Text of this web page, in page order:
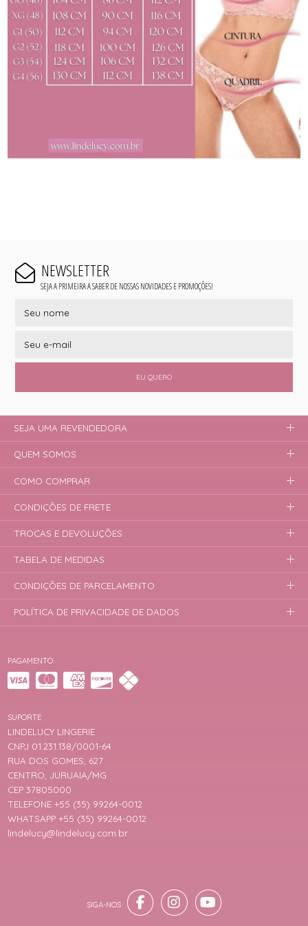
NEWSLETTER
SEJA A PRIMEIRA A SABER DE NOSSAS NOVIDADES E PROMOÇÕES!
EU QUERO
PAGAMENTO
SUPORTE
LINDELUCY LINGERIE
CNPJ 01.231.138/0001-64
RUA DOS GOMES, 627
CENTRO, JURUAIA/MG
CEP 37805000
TELEFONE +55 (35) 99264-0012
WHATSAPP +55 (35) 99264-0012
lindelucy@lindelucy.com.br
SEJA UMA REVENDEDORA
QUEM SOMOS
COMO COMPRAR
CONDIÇÕES DE FRETE
TROCAS E DEVOLUÇÕES
TABELA DE MEDIDAS
CONDIÇÕES DE PARCELAMENTO
POLÍTICA DE PRIVACIDADE DE DADOS